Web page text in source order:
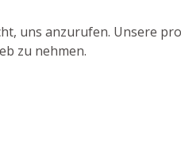
uns anzurufen. Unsere
zu nehmen.